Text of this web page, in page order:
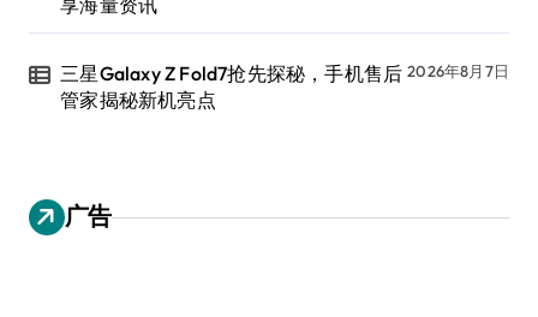
享海量资讯
三星Galaxy Z Fold7抢先探秘，手机售后
管家揭秘新机亮点
2026年8月7日
广告